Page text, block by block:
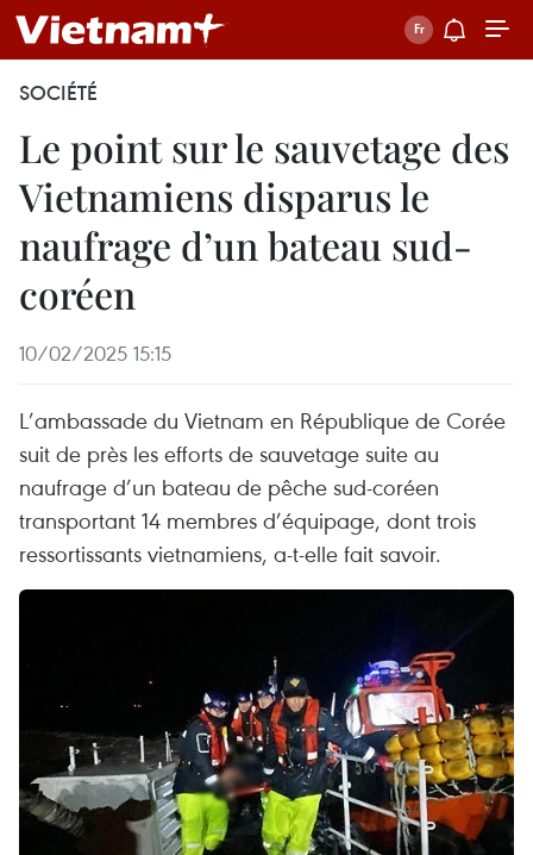
SOCIÉTÉ
Le point sur le sauvetage des
Vietnamiens disparus le
naufrage d’un bateau sud-
coréen
10/02/2025 15:15
L’ambassade du Vietnam en République de Corée
suit de près les efforts de sauvetage suite au
naufrage d’un bateau de pêche sud-coréen
transportant 14 membres d’équipage, dont trois
ressortissants vietnamiens, a-t-elle fait savoir.